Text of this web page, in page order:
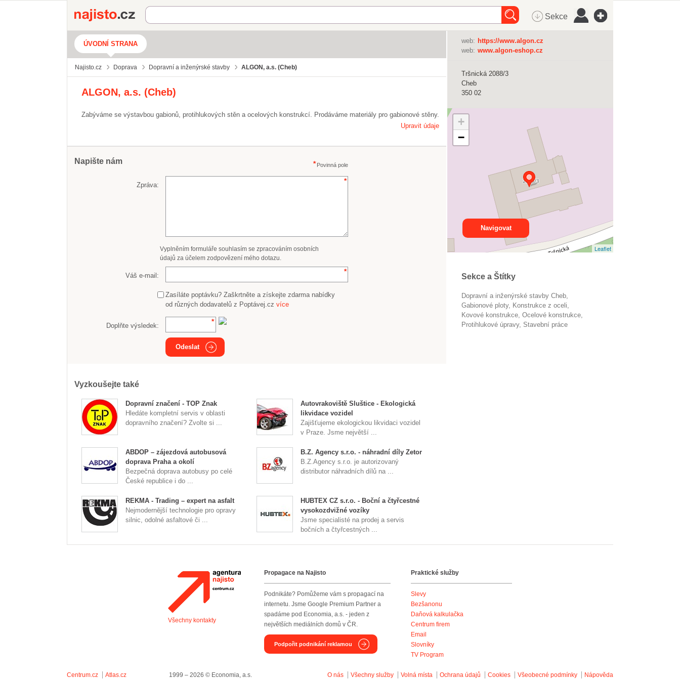
Najisto.cz Sekce
ÚVODNÍ STRANA
Najisto.cz Doprava Dopravní a inženýrské stavby ALGON, a.s. (Cheb)
ALGON, a.s. (Cheb)
Zabýváme se výstavbou gabionů, protihlukových stěn a ocelových konstrukcí. Prodáváme materiály pro gabionové stěny.
Upravit údaje
Napište nám Povinná pole
Zpráva:
Vyplněním formuláře souhlasím se zpracováním osobních
údajů za účelem zodpovězení mého dotazu.
Váš e-mail:
Zasíláte poptávku? Zaškrtněte a získejte zdarma nabídky
od různých dodavatelů z Poptávej.cz více
Doplňte výsledek:
Odeslat
Vyzkoušejte také
Dopravní značení - TOP Znak
Hledáte kompletní servis v oblasti
dopravního značení? Zvolte si ...
Autovrakoviště Sluštice - Ekologická
likvidace vozidel
Zajišťujeme ekologickou likvidaci vozidel
v Praze. Jsme největší ...
ABDOP – zájezdová autobusová
doprava Praha a okolí
Bezpečná doprava autobusy po celé
České republice i do ...
B.Z. Agency s.r.o. - náhradní díly Zetor
B.Z.Agency s.r.o. je autorizovaný
distributor náhradních dílů na ...
REKMA - Trading – expert na asfalt
Nejmodernější technologie pro opravy
silnic, odolné asfaltové či ...
HUBTEX CZ s.r.o. - Boční a čtyřcestné
vysokozdvižné vozíky
Jsme specialisté na prodej a servis
bočních a čtyřcestných ...
web: https://www.algon.cz
web: www.algon-eshop.cz
Tršnická 2088/3
Cheb
350 02
+
−
Leaflet
Navigovat
Sekce a Štítky
Dopravní a inženýrské stavby Cheb
gabionové ploty
konstrukce z oceli
kovové konstrukce
Ocelové konstrukce
protihlukové úpravy
stavební práce
Agentura Najisto
Všechny kontakty
Propagace na Najisto
Podnikáte? Pomůžeme vám s propagací na
internetu. Jsme Google Premium Partner a
spadáme pod Economia, a.s. - jeden z
největších mediálních domů v ČR.
Podpořit podnikání reklamou
Praktické služby
Slevy
Bezšanonu
Daňová kalkulačka
Centrum firem
Email
Slovníky
TV Program
Centrum.cz Atlas.cz 1999 – 2026 © Economia, a.s. O nás Všechny služby Volná místa Ochrana údajů Cookies Všeobecné podmínky Nápověda